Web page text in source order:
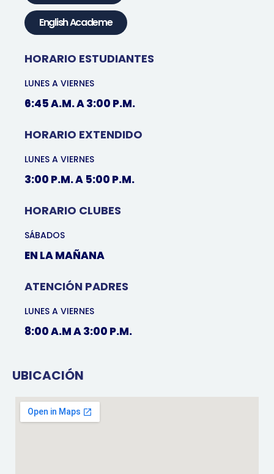
English Academe
HORARIO ESTUDIANTES
LUNES A VIERNES
6:45 A.M. A 3:00 P.M.
HORARIO EXTENDIDO
LUNES A VIERNES
3:00 P.M. A 5:00 P.M.
HORARIO CLUBES
SÁBADOS
EN LA MAÑANA
ATENCIÓN PADRES
LUNES A VIERNES
8:00 A.M A 3:00 P.M.
UBICACIÓN